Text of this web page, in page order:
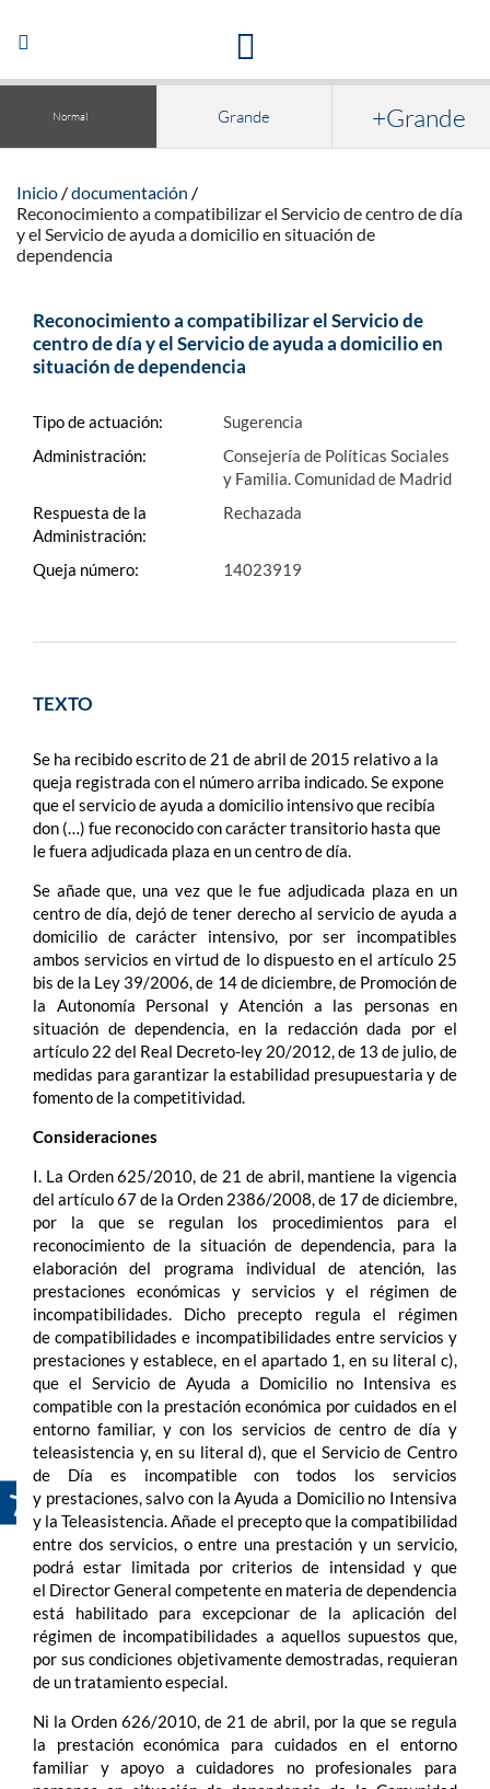
Abrir/Cerrar
navegación
Normal Grande +Grande
Inicio
documentación
Reconocimiento a compatibilizar el Servicio de centro de día
y el Servicio de ayuda a domicilio en situación de
dependencia
Reconocimiento a compatibilizar el Servicio de
centro de día y el Servicio de ayuda a domicilio en
situación de dependencia
Tipo de actuación:
Sugerencia
Administración:
Consejería de Políticas Sociales
y Familia. Comunidad de Madrid
Respuesta de la
Administración:
Rechazada
Queja número: 14023919
TEXTO
Se ha recibido escrito de 21 de abril de 2015 relativo a la
queja registrada con el número arriba indicado. Se expone
que el servicio de ayuda a domicilio intensivo que recibía
don (…) fue reconocido con carácter transitorio hasta que
le fuera adjudicada plaza en un centro de día.
Se añade que, una vez que le fue adjudicada plaza en un
centro de día, dejó de tener derecho al servicio de ayuda a
domicilio de carácter intensivo, por ser incompatibles
ambos servicios en virtud de lo dispuesto en el artículo 25
bis de la Ley 39/2006, de 14 de diciembre, de Promoción de
la Autonomía Personal y Atención a las personas en
situación de dependencia, en la redacción dada por el
artículo 22 del Real Decreto-ley 20/2012, de 13 de julio, de
medidas para garantizar la estabilidad presupuestaria y de
fomento de la competitividad.
Consideraciones
I. La Orden 625/2010, de 21 de abril, mantiene la vigencia
del artículo 67 de la Orden 2386/2008, de 17 de diciembre,
por la que se regulan los procedimientos para el
reconocimiento de la situación de dependencia, para la
elaboración del programa individual de atención, las
prestaciones económicas y servicios y el régimen de
incompatibilidades. Dicho precepto regula el régimen
de compatibilidades e incompatibilidades entre servicios y
prestaciones y establece, en el apartado 1, en su literal c),
que el Servicio de Ayuda a Domicilio no Intensiva es
compatible con la prestación económica por cuidados en el
entorno familiar, y con los servicios de centro de día y
teleasistencia y, en su literal d), que el Servicio de Centro
de Día es incompatible con todos los servicios
y prestaciones, salvo con la Ayuda a Domicilio no Intensiva
y la Teleasistencia. Añade el precepto que la compatibilidad
entre dos servicios, o entre una prestación y un servicio,
podrá estar limitada por criterios de intensidad y que
el Director General competente en materia de dependencia
está habilitado para excepcionar de la aplicación del
régimen de incompatibilidades a aquellos supuestos que,
por sus condiciones objetivamente demostradas, requieran
de un tratamiento especial.
Ni la Orden 626/2010, de 21 de abril, por la que se regula
la prestación económica para cuidados en el entorno
familiar y apoyo a cuidadores no profesionales para